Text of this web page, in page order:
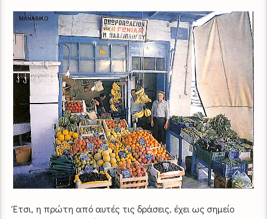
Έτσι, η πρώτη από αυτές τις δράσεις, έχει ως σημείο